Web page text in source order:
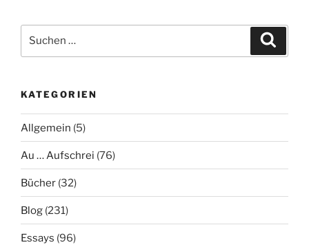
nach:
KATEGORIEN
Allgemein (5)
Au … Aufschrei (76)
Bücher (32)
Blog (231)
Essays (96)